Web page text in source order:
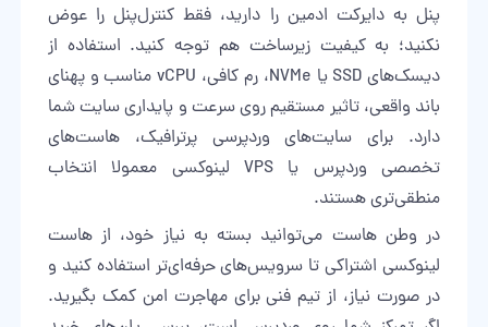
پنل به دایرکت ادمین را دارید، فقط کنترل‌پنل را عوض
نکنید؛ به کیفیت زیرساخت هم توجه کنید. استفاده از
دیسک‌های SSD یا NVMe، رم کافی، vCPU مناسب و پهنای
باند واقعی، تاثیر مستقیم روی سرعت و پایداری سایت شما
دارد. برای سایت‌های وردپرسی پرترافیک، هاست‌های
تخصصی وردپرس یا VPS لینوکسی معمولا انتخاب
منطقی‌تری هستند.
در وطن هاست می‌توانید بسته به نیاز خود، از هاست
لینوکسی اشتراکی تا سرویس‌های حرفه‌ای‌تر استفاده کنید و
در صورت نیاز، از تیم فنی برای مهاجرت امن کمک بگیرید.